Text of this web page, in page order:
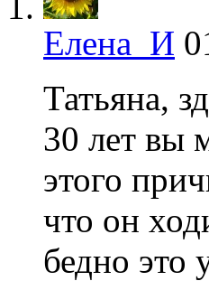
Елена_И
Татьяна,
30 лет вы
этого
что он
бедно это